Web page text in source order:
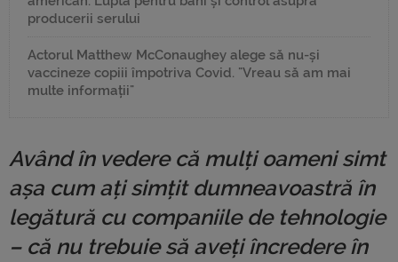
producerii serului
Actorul Matthew McConaughey alege să nu-și
vaccineze copiii împotriva Covid. "Vreau să am mai
multe informații"
Având în vedere că mulți oameni simt
așa cum ați simțit dumneavoastră în
legătură cu companiile de tehnologie
– că nu trebuie să aveți încredere în